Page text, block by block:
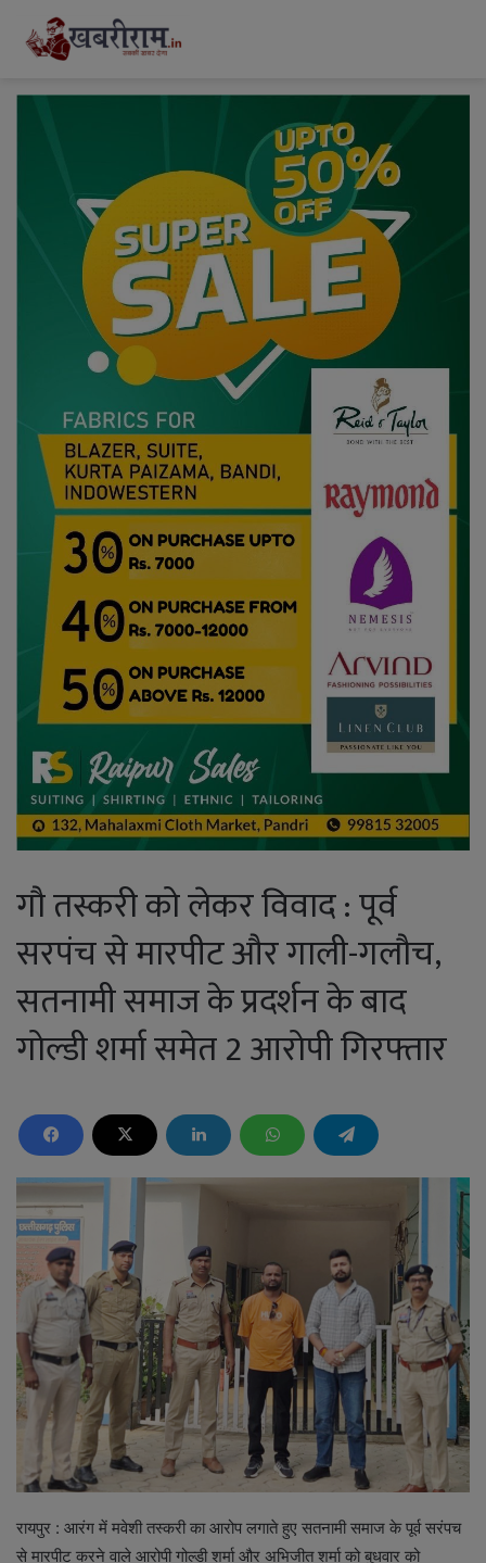
गौ तस्करी को लेकर विवाद : पूर्व
सरपंच से मारपीट और गाली-गलौच,
सतनामी समाज के प्रदर्शन के बाद
गोल्डी शर्मा समेत 2 आरोपी गिरफ्तार
रायपुर : आरंग में मवेशी तस्करी का आरोप लगाते हुए सतनामी समाज के पूर्व सरंपच
से मारपीट करने वाले आरोपी गोल्डी शर्मा और अभिजीत शर्मा को बुधवार को